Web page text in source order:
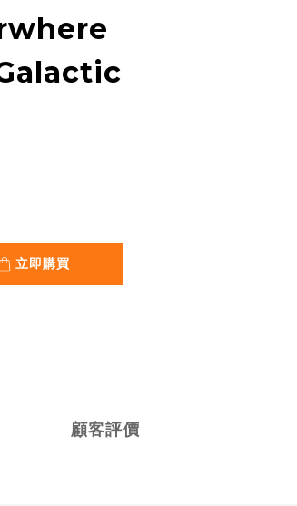
立即購買
顧客評價